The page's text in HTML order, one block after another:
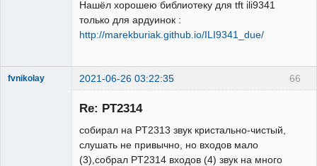
Нашёл хорошею библиотеку для tft ili9341
только для ардуинок :
http://marekburiak.github.io/ILI9341_due/
66
fvnikolay 2021-06-26 03:22:35
Re: PT2314
собирал на PT2313 звук кристально-чистый,
слушать не привычно, но входов мало
(3),собрал PT2314 входов (4) звук на много